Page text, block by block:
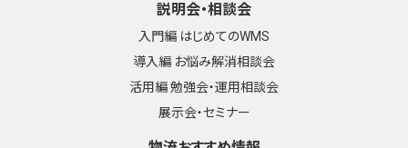
説明会・相談会
入門編 はじめてのWMS
導入編 お悩み解消相談会
活用編 勉強会・運用相談会
展示会・セミナー